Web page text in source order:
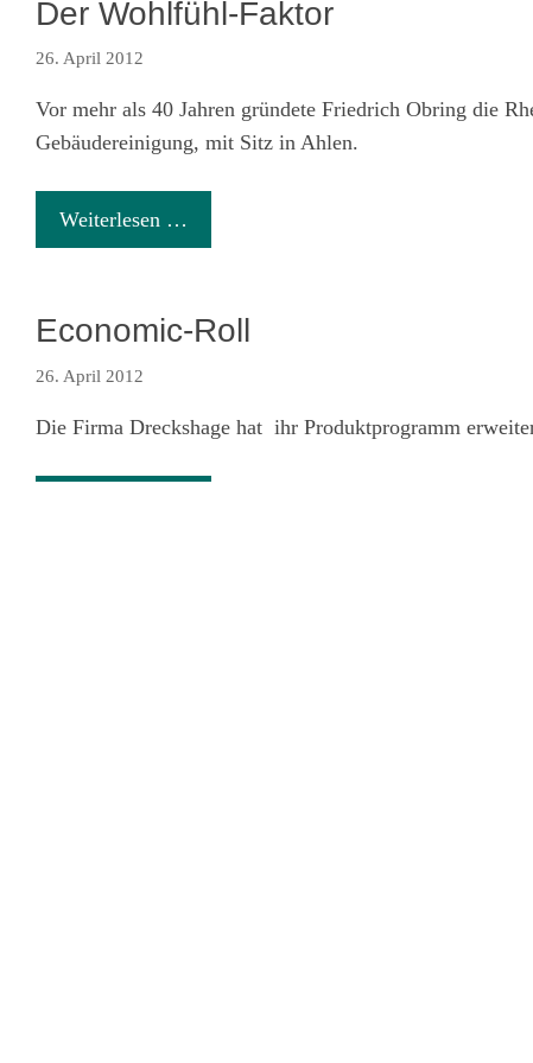
Der Wohlfühl-Faktor
26. April 2012
Vor mehr als 40 Jahren gründete Friedrich Obring die
Gebäudereinigung, mit Sitz in Ahlen.
Weiterlesen …
Economic-Roll
26. April 2012
Die Firma Dreckshage hat ihr Produktprogramm